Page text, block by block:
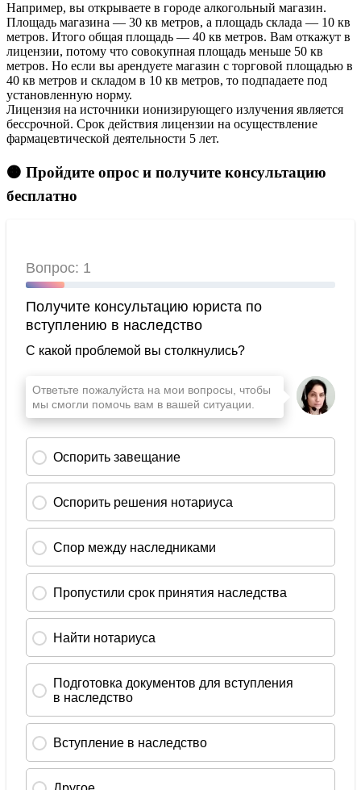
Например, вы открываете в городе алкогольный магазин.
Площадь магазина — 30 кв метров, а площадь склада — 10 кв
метров. Итого общая площадь — 40 кв метров. Вам откажут в
лицензии, потому что совокупная площадь меньше 50 кв
метров. Но если вы арендуете магазин с торговой площадью в
40 кв метров и складом в 10 кв метров, то подпадаете под
установленную норму.
Лицензия на источники ионизирующего излучения является
бессрочной. Срок действия лицензии на осуществление
фармацевтической деятельности 5 лет.
🟠 Пройдите опрос и получите консультацию
бесплатно